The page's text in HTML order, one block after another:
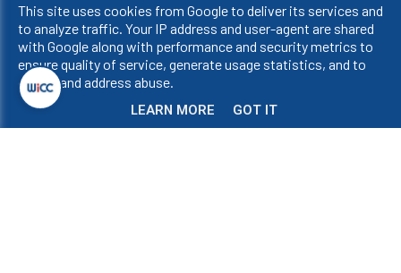
Confidentialité et cookies|UP-TO-DATE WebDesign
This site uses cookies from Google to deliver its services and
to analyze traffic. Your IP address and user-agent are shared
with Google along with performance and security metrics to
ensure quality of service, generate usage statistics, and to
detect and address abuse.
LEARN MORE GOT IT